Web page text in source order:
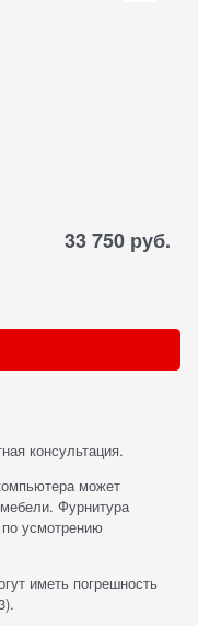
33 750 руб.
консультация.
может
Фурнитура
усмотрению
иметь погрешность